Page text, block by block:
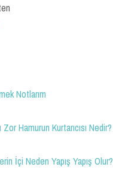
Notlarım
Hamurun Kurtarıcısı Nedir?
İçi Neden Yapış Yapış Olur?